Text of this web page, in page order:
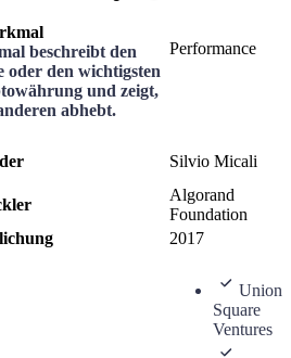
beschreibt den
oder den wichtigsten
und zeigt,
abhebt.
Performance
Silvio Micali
Algorand
Foundation
2017
Union
Square
Ventures